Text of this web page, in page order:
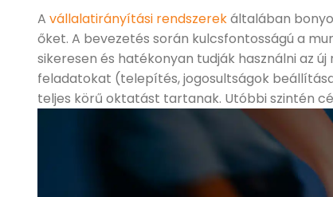
A vállalatirányítási rendszerekáltalában
őket. A bevezetés során kulcsfontosságú a
sikeresen és hatékonyan tudják használni az
feladatokat (telepítés, jogosultságok
teljes körű oktatást tartanak. Utóbbi szintén